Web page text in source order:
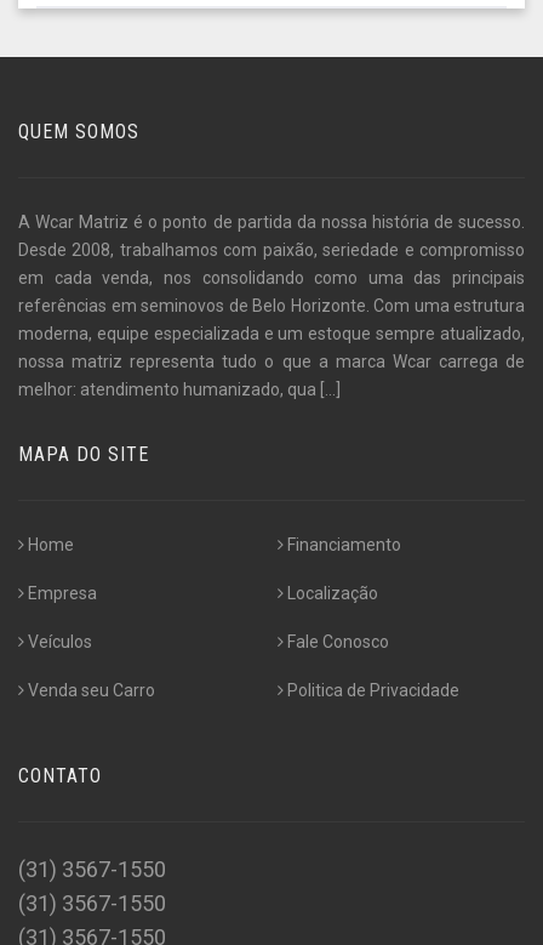
QUEM SOMOS
A Wcar Matriz é o ponto de partida da nossa história de sucesso.
Desde 2008, trabalhamos com paixão, seriedade e compromisso
em cada venda, nos consolidando como uma das principais
referências em seminovos de Belo Horizonte. Com uma estrutura
moderna, equipe especializada e um estoque sempre atualizado,
nossa matriz representa tudo o que a marca Wcar carrega de
melhor: atendimento humanizado, qua
MAPA DO SITE
Home
Empresa
Veículos
Venda seu Carro
Financiamento
Localização
Fale Conosco
Politica de Privacidade
CONTATO
(31) 3567-1550
(31) 3567-1550
(31) 3567-1550